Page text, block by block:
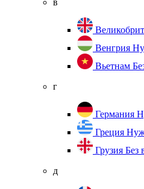
в
Венгрия
Вьетнам
г
Германия
Греция
Грузия Без
д